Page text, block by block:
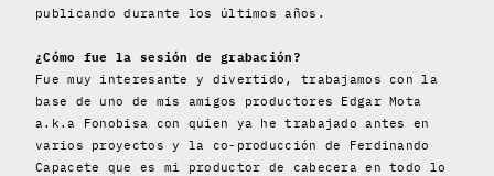
publicando durante los últimos años.
¿Cómo fue la sesión de grabación?
Fue muy interesante y divertido, trabajamos con la
base de uno de mis amigos productores Edgar Mota
a.k.a Fonobisa con quien ya he trabajado antes en
varios proyectos y la co-producción de Ferdinando
Capacete que es mi productor de cabecera en todo lo